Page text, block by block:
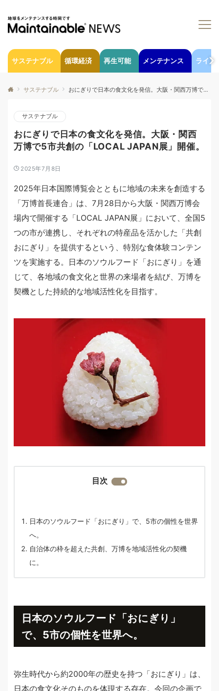
サステナブル 循環経済 再生可能 メンテナンス ライフ
サステナブル おにぎりで日本の食文化を発信。大阪・関西万博で5市共創の「LOCAL JAPAN展」開催。
サステナブル
おにぎりで日本の食文化を発信。大阪・関西
万博で5市共創の「LOCAL JAPAN展」開催。
2025年7月8日
2025年日本国際博覧会とともに地域の未来を創造する
「万博首長連合」は、7月28日から大阪・関西万博会
場内で開催する「LOCAL JAPAN展」において、全国5
つの市が連携し、それぞれの特産品を活かした「共創
おにぎり」を提供するという、特別な食体験コンテン
ツを実施する。日本のソウルフード「おにぎり」を通
じて、各地域の食文化と世界の来場者を結び、万博を
契機とした持続的な地域活性化を目指す。
目次
日本のソウルフード「おにぎり」で、5市の個性を世界
へ。
自治体の枠を超えた共創、万博を地域活性化の契機
に。
日本のソウルフード「おにぎり」
で、5市の個性を世界へ。
弥生時代から約2000年の歴史を持つ「おにぎり」は、
日本の食文化そのものを体現する存在。今回の企画で